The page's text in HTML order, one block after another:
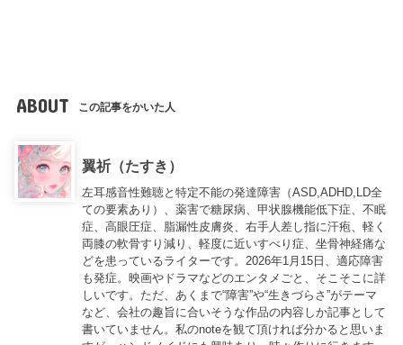
ABOUT この記事をかいた人
翼祈（たすき）
左耳感音性難聴と特定不能の発達障害（ASD,ADHD,LD全
ての要素あり）、薬害で糖尿病、甲状腺機能低下症、不眠
症、高眼圧症、脂漏性皮膚炎、右手人差し指に汗疱、軽く
両膝の軟骨すり減り、軽度に近いすべり症、坐骨神経痛な
どを患っているライターです。2026年1月15日、適応障害
も発症。映画やドラマなどのエンタメごと、そこそこに詳
しいです。ただ、あくまで“障害”や“生きづらさ”がテーマ
など、会社の趣旨に合いそうな作品の内容しか記事として
書いていません。私のnoteを観て頂ければ分かると思いま